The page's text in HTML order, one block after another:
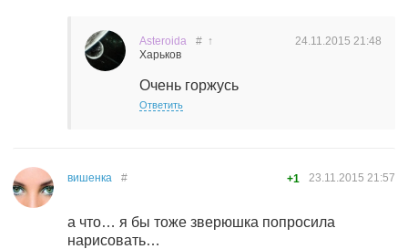
Asteroida
Харьков
24.11.2015 21:48
# ↑
Очень горжусь
Ответить
вишенка 23.11.2015 21:57
# +1
а что… я бы тоже зверюшка попросила
нарисовать…